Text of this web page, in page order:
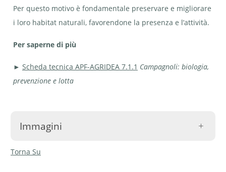
Per questo motivo è fondamentale preservare e migliorare
i loro habitat naturali, favorendone la presenza e l’attività.
Per saperne di più
► Scheda tecnica APF-AGRIDEA 7.1.1 Campagnoli: biologia,
prevenzione e lotta
Immagini
Torna Su